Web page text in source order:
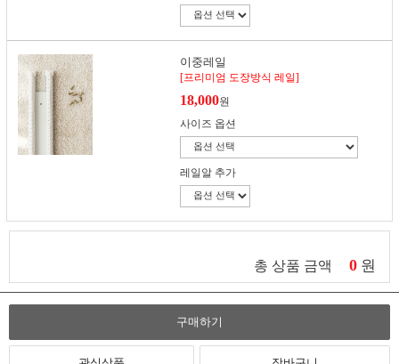
이중레일
[프리미엄 도장방식 레일]
18,000원
사이즈 옵션
레일알 추가
총 상품 금액 0 원
구매하기